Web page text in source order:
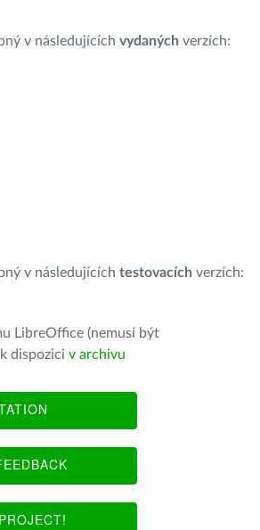
v následujících vydaných verzích:
v následujících testovacích verzích:
LibreOffice (nemusí být
dispozici v archivu